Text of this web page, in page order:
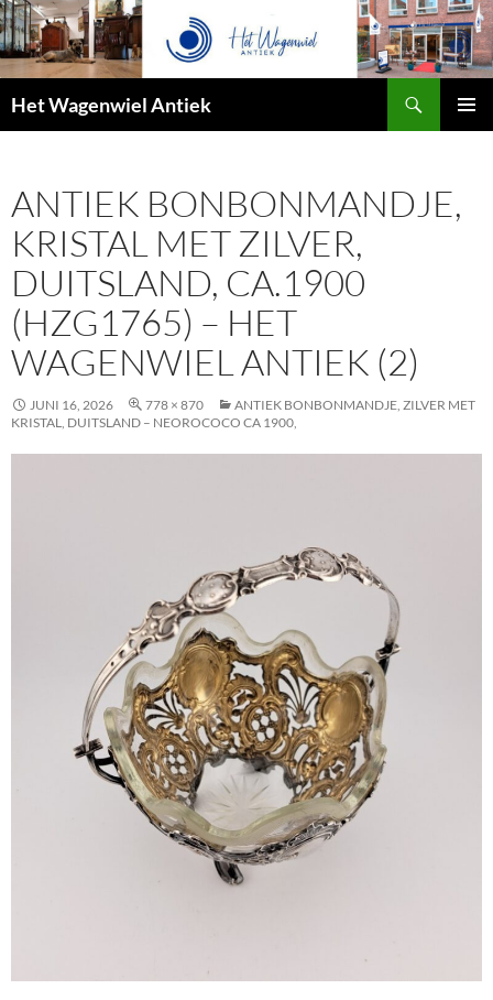
Het Wagenwiel Antiek
ANTIEK BONBONMANDJE,
KRISTAL MET ZILVER,
DUITSLAND, CA.1900
(HZG1765) – HET
WAGENWIEL ANTIEK (2)
JUNI 16, 2026 778 × 870
ANTIEK BONBONMANDJE, ZILVER MET
KRISTAL, DUITSLAND – NEOROCOCO CA 1900,